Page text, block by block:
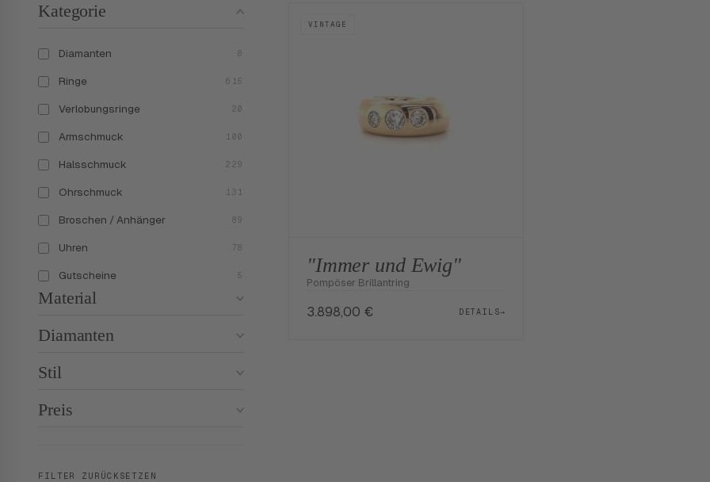
Kategorie
Diamanten 8
Ringe 615
Verlobungsringe 20
Armschmuck 100
Halsschmuck 229
Ohrschmuck 131
Broschen / Anhänger 89
Uhren 78
Gutscheine 5
Material
Diamanten
Stil
Preis
FILTER ZURÜCKSETZEN
VINTAGE
"Immer und Ewig"
Pompöser Brillantring
3.898,00 € DETAILS→